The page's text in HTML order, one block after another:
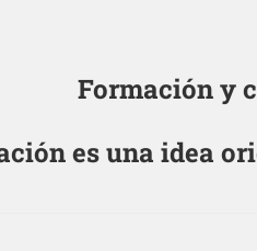
Formación y
es una idea